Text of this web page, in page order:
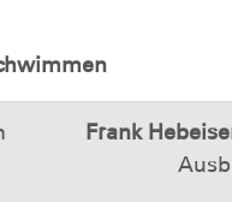
Frank Hebeisen